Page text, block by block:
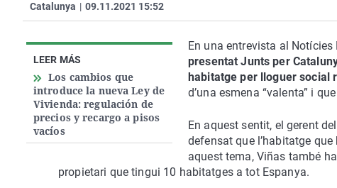
Catalunya | 09.11.2021 15:52
LEER MÁS
Los cambios que
introduce la nueva Ley de
Vivienda: regulación de
precios y recargo a pisos
vacíos
En una entrevista al Notícies
presentat Junts per
habitatge per lloguer social
d’una esmena “valenta” i
En aquest sentit, el gerent
defensat que l’habitatge
aquest tema, Viñas també
propietari que tingui 10 habitatges a tot Espanya.